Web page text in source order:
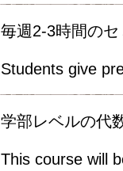
毎週2-3時間の
Students give
学部レベルの代
This course will